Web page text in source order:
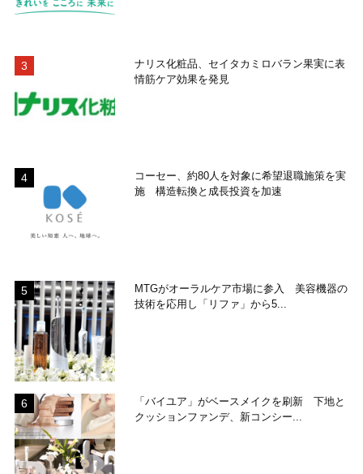
ナリス化粧品、セイタカミロバラン果実に表
情筋ケア効果を発見
コーセー、約80人を対象に希望退職施策を実
施 構造転換と成長投資を加速
MTGがオーラルケア市場に参入 美容機器の
技術を応用し「リファ」から5...
「バイユア」がベースメイクを刷新 下地と
クッションファンデ、新コンシー...